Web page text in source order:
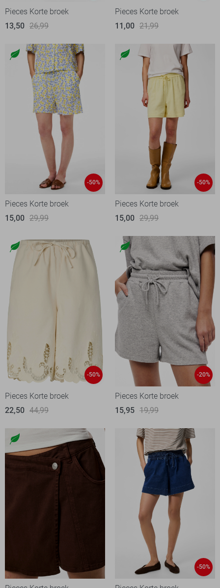
Pieces Korte broek
13,50 26,99
Pieces Korte broek
11,00 21,99
-50%
Pieces Korte broek
15,00 29,99
-50%
Pieces Korte broek
15,00 29,99
-50%
Pieces Korte broek
22,50 44,99
-20%
Pieces Korte broek
15,95 19,99
-50%